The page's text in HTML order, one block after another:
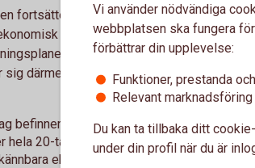
fortsätter att prägla företagens syn på
turbulens dämpar optimismen,
har vänt svagt uppåt från mycket
därmed i en utdragen lågkonjunktur
befinner sig i en utdragen lågkonjunktur,
hela 20-talet har utmaningar och konflikter
ekonomiska effekter och dämpar
Vi använder nödvändiga
webbplatsen ska fungera
förbättrar din upplevelse:
Funktioner, prestanda
Relevant marknadsföring
Du kan ta tillbaka ditt
under din profil när du är